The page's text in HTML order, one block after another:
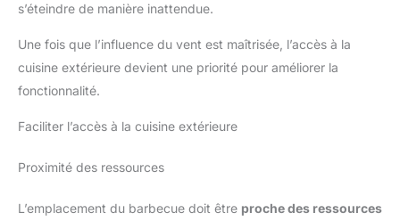
s’éteindre de manière inattendue.
Une fois que l’influence du vent est maîtrisée, l’accès à la
cuisine extérieure devient une priorité pour améliorer la
fonctionnalité.
Faciliter l’accès à la cuisine extérieure
Proximité des ressources
L’emplacement du barbecue doit être proche des ressources